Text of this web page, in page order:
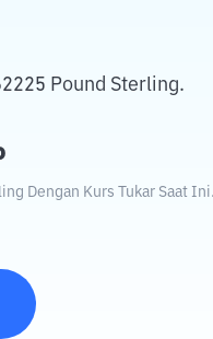
Pound Sterling.
Dengan Kurs Tukar Saat Ini.